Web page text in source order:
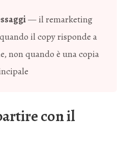
— il remarketing
il copy risponde a
non quando è una copia
con il